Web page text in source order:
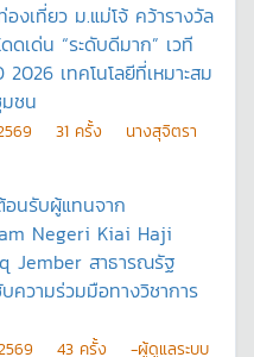
เที่ยว ม.แม่โจ้ คว้ารางวัล
ดเด่น “ระดับดีมาก” เวที
2026 เทคโนโลยีที่เหมาะสม
ชน
31 ครั้ง
นางสุจิตรา
นรับผู้แทนจาก
Negeri Kiai Haji
Jember สาธารณรัฐ
ความร่วมมือทางวิชาการ
43 ครั้ง
-ผู้ดูแลระบบ